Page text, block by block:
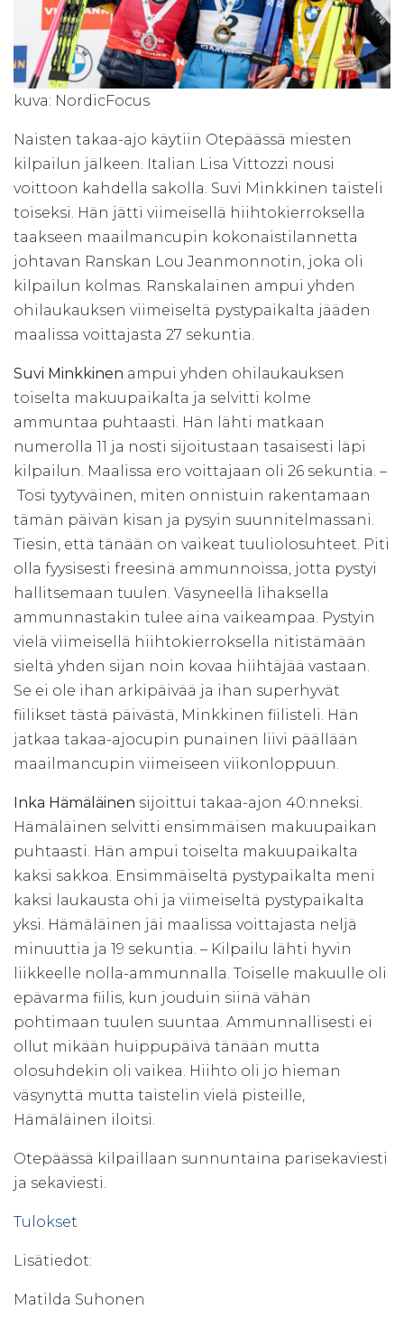
kuva: NordicFocus
Naisten takaa-ajo käytiin Otepäässä miesten
kilpailun jälkeen. Italian Lisa Vittozzi nousi
voittoon kahdella sakolla. Suvi Minkkinen taisteli
toiseksi. Hän jätti viimeisellä hiihtokierroksella
taakseen maailmancupin kokonaistilannetta
johtavan Ranskan Lou Jeanmonnotin, joka oli
kilpailun kolmas. Ranskalainen ampui yhden
ohilaukauksen viimeiseltä pystypaikalta jääden
maalissa voittajasta 27 sekuntia.
Suvi Minkkinen ampui yhden ohilaukauksen
toiselta makuupaikalta ja selvitti kolme
ammuntaa puhtaasti. Hän lähti matkaan
numerolla 11 ja nosti sijoitustaan tasaisesti läpi
kilpailun. Maalissa ero voittajaan oli 26 sekuntia. –
Tosi tyytyväinen, miten onnistuin rakentamaan
tämän päivän kisan ja pysyin suunnitelmassani.
Tiesin, että tänään on vaikeat tuuliolosuhteet. Piti
olla fyysisesti freesinä ammunnoissa, jotta pystyi
hallitsemaan tuulen. Väsyneellä lihaksella
ammunnastakin tulee aina vaikeampaa. Pystyin
vielä viimeisellä hiihtokierroksella nitistämään
sieltä yhden sijan noin kovaa hiihtäjää vastaan.
Se ei ole ihan arkipäivää ja ihan superhyvät
fiilikset tästä päivästä, Minkkinen fiilisteli. Hän
jatkaa takaa-ajocupin punainen liivi päällään
maailmancupin viimeiseen viikonloppuun.
Inka Hämäläinen sijoittui takaa-ajon 40:nneksi.
Hämäläinen selvitti ensimmäisen makuupaikan
puhtaasti. Hän ampui toiselta makuupaikalta
kaksi sakkoa. Ensimmäiseltä pystypaikalta meni
kaksi laukausta ohi ja viimeiseltä pystypaikalta
yksi. Hämäläinen jäi maalissa voittajasta neljä
minuuttia ja 19 sekuntia. – Kilpailu lähti hyvin
liikkeelle nolla-ammunnalla. Toiselle makuulle oli
epävarma fiilis, kun jouduin siinä vähän
pohtimaan tuulen suuntaa. Ammunnallisesti ei
ollut mikään huippupäivä tänään mutta
olosuhdekin oli vaikea. Hiihto oli jo hieman
väsynyttä mutta taistelin vielä pisteille,
Hämäläinen iloitsi.
Otepäässä kilpaillaan sunnuntaina parisekaviesti
ja sekaviesti.
Tulokset
Lisätiedot:
Matilda Suhonen